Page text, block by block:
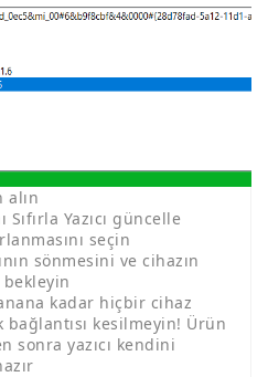
alın
Sıfırla Yazıcı güncelle
seçin
sönmesini ve cihazın
bekleyin
kadar hiçbir cihaz
kesilmeyin! Ürün
sonra yazıcı kendini